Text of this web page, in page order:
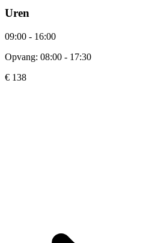
Uren
09:00 - 16:00
Opvang: 08:00 - 17:30
€ 138